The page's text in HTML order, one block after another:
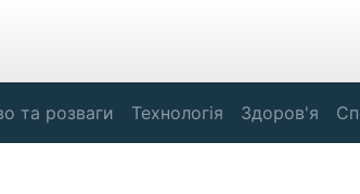
та розваги Технологія Здоров'я